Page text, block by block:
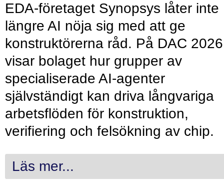
EDA-företaget Synopsys låter inte
längre AI nöja sig med att ge
konstruktörerna råd. På DAC 2026
visar bolaget hur grupper av
specialiserade AI-agenter
självständigt kan driva långvariga
arbetsflöden för konstruktion,
verifiering och felsökning av chip.
Läs mer...